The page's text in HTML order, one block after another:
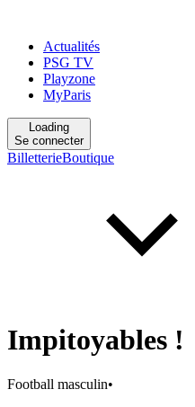
Actualités
PSG TV
Playzone
MyParis
Loading
Se connecter
BilletterieBoutique
Impitoyables !
Football masculin•